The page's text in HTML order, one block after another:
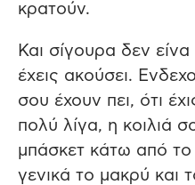
κρατούν.
Και σίγουρα δεν είνα
έχεις ακούσει.
σου έχουν πει, ότι
πολύ λίγα, η κοιλιά
μπάσκετ κάτω από το
γενικά το μακρύ και